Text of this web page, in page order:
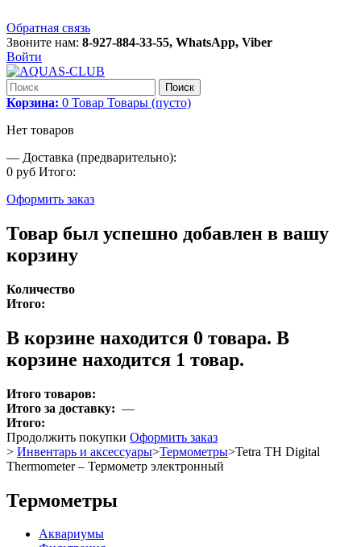
Обратная связь
Звоните нам: 8-927-884-33-55, WhatsApp, Viber
Войти
Поиск
Корзина: 0 Товар Товары (пусто)
Нет товаров
— Доставка (предварительно):
0 руб Итого:
Оформить заказ
Товар был успешно добавлен в вашу
корзину
Количество
Итого:
В корзине находится 0 товара. В
корзине находится 1 товар.
Итого товаров:
Итого за доставку: —
Итого:
Продолжить покупки Оформить заказ
> Инвентарь и аксессуары>Термометры>Tetra TH Digital
Thermometer – Термометр электронный
Термометры
Аквариумы